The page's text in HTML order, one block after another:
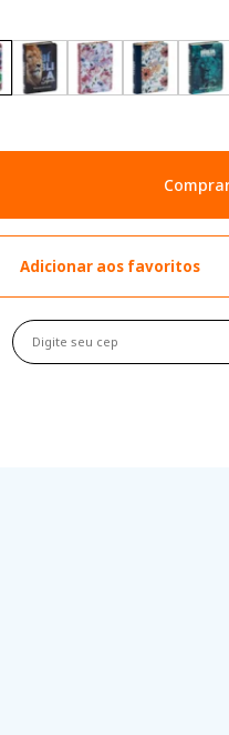
Adicionar aos favoritos